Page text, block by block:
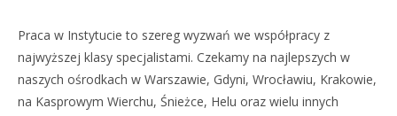
Praca w Instytucie to szereg wyzwań we współpracy z
najwyższej klasy specjalistami. Czekamy na najlepszych w
naszych ośrodkach w Warszawie, Gdyni, Wrocławiu, Krakowie,
na Kasprowym Wierchu, Śnieżce, Helu oraz wielu innych